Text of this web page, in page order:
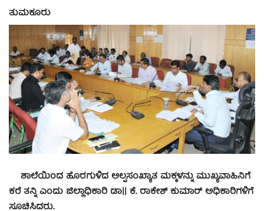
ತುಮಕೂರು
ಶಾಲೆಯಿಂದ ಹೊರಗುಳಿದ ಅಲ್ಪಸಂಖ್ಯಾತ ಮಕ್ಕಳನ್ನು ಮುಖ್ಯವಾಹಿನಿಗೆ
ಕರೆ ತನ್ನಿ ಎಂದು ಜಿಲ್ಲಾಧಿಕಾರಿ ಡಾ|| ಕೆ. ರಾಕೇಶ್ ಕುಮಾರ್ ಅಧಿಕಾರಿಗಳಿಗೆ
ಸೂಚಿಸಿದರು.